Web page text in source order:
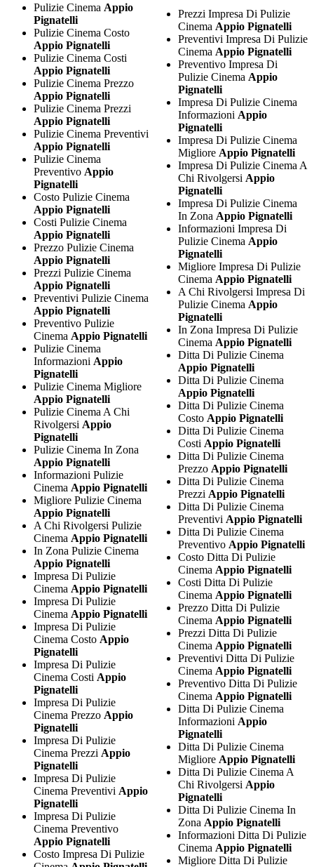
Pulizie Cinema Appio
Pignatelli
Pulizie Cinema Costo
Appio Pignatelli
Pulizie Cinema Costi
Appio Pignatelli
Pulizie Cinema Prezzo
Appio Pignatelli
Pulizie Cinema Prezzi
Appio Pignatelli
Pulizie Cinema Preventivi
Appio Pignatelli
Pulizie Cinema
Preventivo Appio
Pignatelli
Costo Pulizie Cinema
Appio Pignatelli
Costi Pulizie Cinema
Appio Pignatelli
Prezzo Pulizie Cinema
Appio Pignatelli
Prezzi Pulizie Cinema
Appio Pignatelli
Preventivi Pulizie Cinema
Appio Pignatelli
Preventivo Pulizie
Cinema Appio Pignatelli
Pulizie Cinema
Informazioni Appio
Pignatelli
Pulizie Cinema Migliore
Appio Pignatelli
Pulizie Cinema A Chi
Rivolgersi Appio
Pignatelli
Pulizie Cinema In Zona
Appio Pignatelli
Informazioni Pulizie
Cinema Appio Pignatelli
Migliore Pulizie Cinema
Appio Pignatelli
A Chi Rivolgersi Pulizie
Cinema Appio Pignatelli
In Zona Pulizie Cinema
Appio Pignatelli
Impresa Di Pulizie
Cinema Appio Pignatelli
Impresa Di Pulizie
Cinema Appio Pignatelli
Impresa Di Pulizie
Cinema Costo Appio
Pignatelli
Impresa Di Pulizie
Cinema Costi Appio
Pignatelli
Impresa Di Pulizie
Cinema Prezzo Appio
Pignatelli
Impresa Di Pulizie
Cinema Prezzi Appio
Pignatelli
Impresa Di Pulizie
Cinema Preventivi Appio
Pignatelli
Impresa Di Pulizie
Cinema Preventivo
Appio Pignatelli
Costo Impresa Di Pulizie
Prezzi Impresa Di Pulizie
Cinema Appio Pignatelli
Preventivi Impresa Di Pulizie
Cinema Appio Pignatelli
Preventivo Impresa Di
Pulizie Cinema Appio
Pignatelli
Impresa Di Pulizie Cinema
Informazioni Appio
Pignatelli
Impresa Di Pulizie Cinema
Migliore Appio Pignatelli
Impresa Di Pulizie Cinema A
Chi Rivolgersi Appio
Pignatelli
Impresa Di Pulizie Cinema
In Zona Appio Pignatelli
Informazioni Impresa Di
Pulizie Cinema Appio
Pignatelli
Migliore Impresa Di Pulizie
Cinema Appio Pignatelli
A Chi Rivolgersi Impresa Di
Pulizie Cinema Appio
Pignatelli
In Zona Impresa Di Pulizie
Cinema Appio Pignatelli
Ditta Di Pulizie Cinema
Appio Pignatelli
Ditta Di Pulizie Cinema
Appio Pignatelli
Ditta Di Pulizie Cinema
Costo Appio Pignatelli
Ditta Di Pulizie Cinema
Costi Appio Pignatelli
Ditta Di Pulizie Cinema
Prezzo Appio Pignatelli
Ditta Di Pulizie Cinema
Prezzi Appio Pignatelli
Ditta Di Pulizie Cinema
Preventivi Appio Pignatelli
Ditta Di Pulizie Cinema
Preventivo Appio Pignatelli
Costo Ditta Di Pulizie
Cinema Appio Pignatelli
Costi Ditta Di Pulizie
Cinema Appio Pignatelli
Prezzo Ditta Di Pulizie
Cinema Appio Pignatelli
Prezzi Ditta Di Pulizie
Cinema Appio Pignatelli
Preventivi Ditta Di Pulizie
Cinema Appio Pignatelli
Preventivo Ditta Di Pulizie
Cinema Appio Pignatelli
Ditta Di Pulizie Cinema
Informazioni Appio
Pignatelli
Ditta Di Pulizie Cinema
Migliore Appio Pignatelli
Ditta Di Pulizie Cinema A
Chi Rivolgersi Appio
Pignatelli
Ditta Di Pulizie Cinema In
Zona Appio Pignatelli
Informazioni Ditta Di Pulizie
Cinema Appio Pignatelli
Migliore Ditta Di Pulizie